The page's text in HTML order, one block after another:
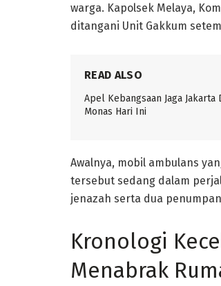
warga. Kapolsek Melaya,
ditangani Unit Gakkum
READ ALSO
Apel Kebangsaan Jaga
Monas Hari Ini
Awalnya, mobil ambulans
tersebut sedang dalam
jenazah serta dua
Kronologi
Menabrak